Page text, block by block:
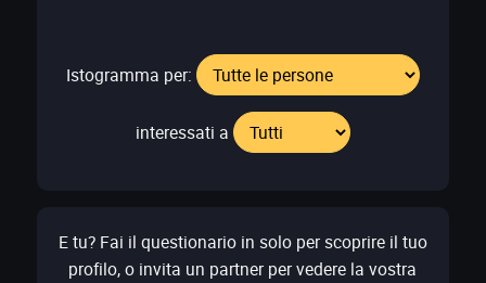
Istogramma per:
interessati a
E tu? Fai il questionario in solo per scoprire il tuo
profilo, o invita un partner per vedere la vostra